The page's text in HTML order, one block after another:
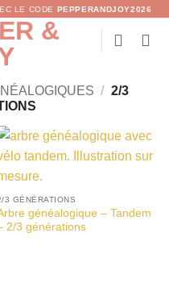
LE CODE PEPPERANDJOY2026
/ 2/3
3 GÉNÉRATIONS
généalogique – Tandem
2/3 générations